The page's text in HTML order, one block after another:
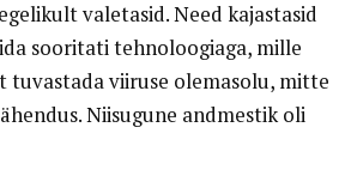
valetasid. Need kajastasid
sooritati tehnoloogiaga, mille
tuvastada viiruse olemasolu, mitte
Niisugune andmestik oli